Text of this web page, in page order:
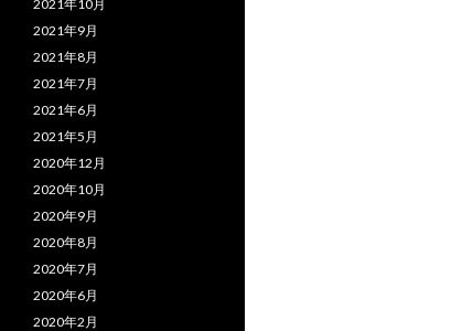
2021年10月
2021年9月
2021年8月
2021年7月
2021年6月
2021年5月
2020年12月
2020年10月
2020年9月
2020年8月
2020年7月
2020年6月
2020年2月